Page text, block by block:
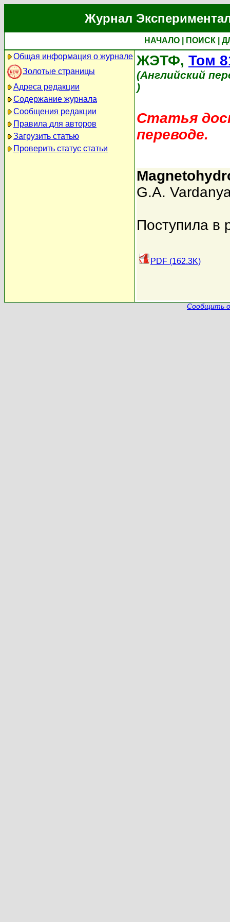
Журнал
НАЧАЛО ПОИСК
Общая информация о журнале
Золотые страницы
Адреса редакции
Содержание журнала
Сообщения редакции
Правила для авторов
Загрузить статью
Проверить статус статьи
ЖЭТФ, Том
(Английский
)
Статья
переводе.
G.A.
Поступила в
PDF (162.3K)
Сообщить о